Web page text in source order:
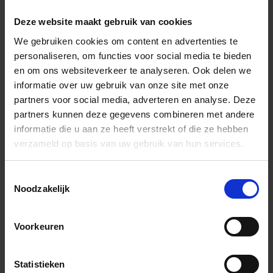
Deze website maakt gebruik van cookies
We gebruiken cookies om content en advertenties te
personaliseren, om functies voor social media te bieden
en om ons websiteverkeer te analyseren. Ook delen we
informatie over uw gebruik van onze site met onze
partners voor social media, adverteren en analyse. Deze
partners kunnen deze gegevens combineren met andere
informatie die u aan ze heeft verstrekt of die ze hebben
verzameld op basis van uw gebruik van hun services.
Noodzakelijk
Voorkeuren
Statistieken
Wil je graag een afspraak?
Onze verkoopspecialisten staan graag voor je klaar:
Di – Vr 09.00 – 18.00
Za 10.00 – 15.00
+31 (0) 478 - 69 11 63 Productaanvraag
Andere Series van La Porta
Bijpassende afwerklijsten en hoeken